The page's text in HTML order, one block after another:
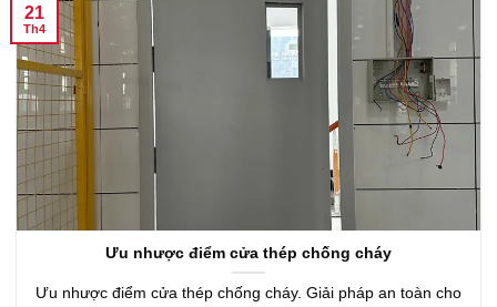
Ưu nhược điểm cửa thép chống cháy
Ưu nhược điểm cửa thép chống cháy. Giải pháp an toàn cho
21
Th4